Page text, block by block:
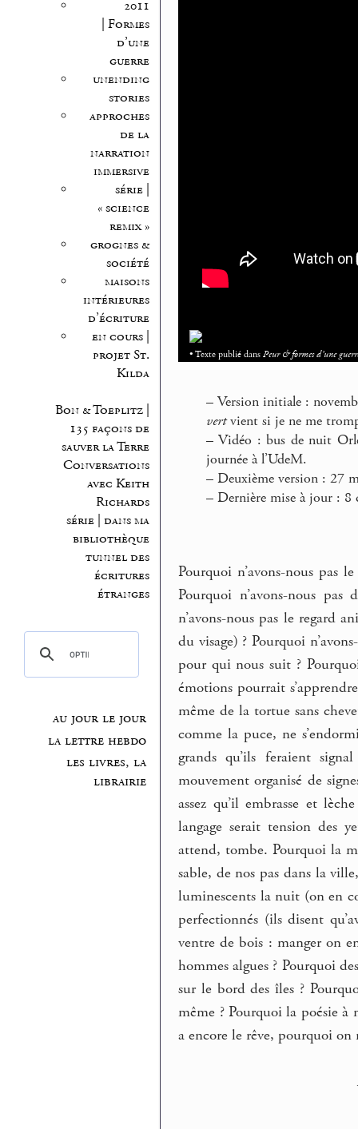
2011
| Formes
d’une
guerre
unending
stories
approches
de la
narration
immersive
série |
« science
remix »
grognes &
société
maisons
intérieures
d’écriture
en cours |
projet St.
Kilda
Bon & Toeplitz |
135 façons de
sauver la Terre
Conversations
avec Keith
Richards
série | dans ma
bibliothèque
tunnel des
écritures
étranges
au jour le jour
la lettre hebdo
les livres, la
librairie
• Texte publié dans Peur & formes d’une
– Version initiale :
vertvient si je ne me
– Vidéo : bus de nuit
journée à l’UdeM.
– Deuxième version : 27
– Dernière mise à jour :
Pourquoi n’avons-nous pas
Pourquoi n’avons-nous
n’avons-nous pas le regard
du visage) ? Pourquoi
pour qui nous suit ?
émotions pourrait
même de la tortue sans
comme la puce, ne
grands qu’ils feraient
mouvement organisé de
assez qu’il embrasse et
langage serait tension des
attend, tombe. Pourquoi la
sable, de nos pas dans la
luminescents la nuit (on en
perfectionnés (ils disent
ventre de bois : manger on
hommes algues ? Pourquoi
sur le bord des îles ?
même ? Pourquoi la poésie à
a encore le rêve, pourquoi on